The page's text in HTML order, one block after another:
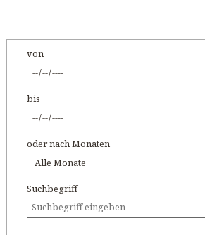
von
bis
oder nach Monaten
Suchbegriff